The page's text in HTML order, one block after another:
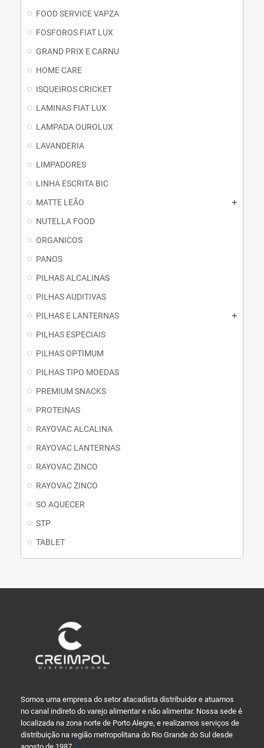
FOOD SERVICE VAPZA
FOSFOROS FIAT LUX
GRAND PRIX E CARNU
HOME CARE
ISQUEIROS CRICKET
LAMINAS FIAT LUX
LAMPADA OUROLUX
LAVANDERIA
LIMPADORES
LINHA ESCRITA BIC
MATTE LEÃO
NUTELLA FOOD
ORGANICOS
PANOS
PILHAS ALCALINAS
PILHAS AUDITIVAS
PILHAS E LANTERNAS
PILHAS ESPECIAIS
PILHAS OPTIMUM
PILHAS TIPO MOEDAS
PREMIUM SNACKS
PROTEINAS
RAYOVAC ALCALINA
RAYOVAC LANTERNAS
RAYOVAC ZINCO
RAYOVAC ZINCO
SO AQUECER
STP
TABLET
Somos uma empresa do setor atacadista distribuidor e atuamos
no canal indireto do varejo alimentar e não alimentar. Nossa sede é
localizada na zona norte de Porto Alegre, e realizamos serviços de
distribuição na região metropolitana do Rio Grande do Sul desde